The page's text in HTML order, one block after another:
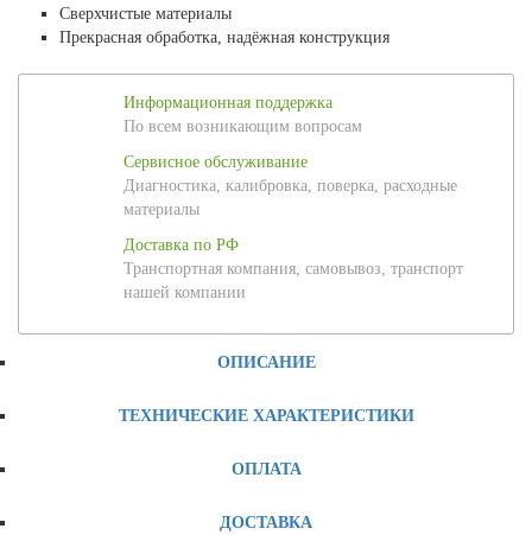
Сверхчистые материалы
Прекрасная обработка, надёжная конструкция
Информационная поддержка
По всем возникающим вопросам
Сервисное обслуживание
Диагностика, калибровка, поверка, расходные
материалы
Доставка по РФ
Транспортная компания, самовывоз, транспорт
нашей компании
ОПИСАНИЕ
ТЕХНИЧЕСКИЕ ХАРАКТЕРИСТИКИ
ОПЛАТА
ДОСТАВКА